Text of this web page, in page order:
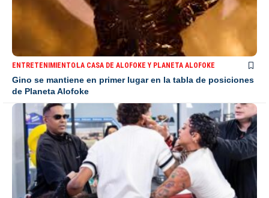
ENTRETENIMIENTOLA CASA DE ALOFOKE Y PLANETA ALOFOKE
Gino se mantiene en primer lugar en la tabla de posiciones
de Planeta Alofoke